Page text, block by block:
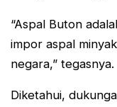
“Aspal Buton
impor aspal
negara,” tegasnya.
Diketahui,